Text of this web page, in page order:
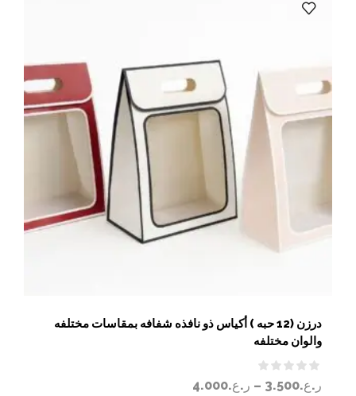
درزن (12 حبه ) أكياس ذو نافذه شفافه بمقاسات مختلفه
والوان مختلفه
ر.ع.3.500
– ر.ع.4.000